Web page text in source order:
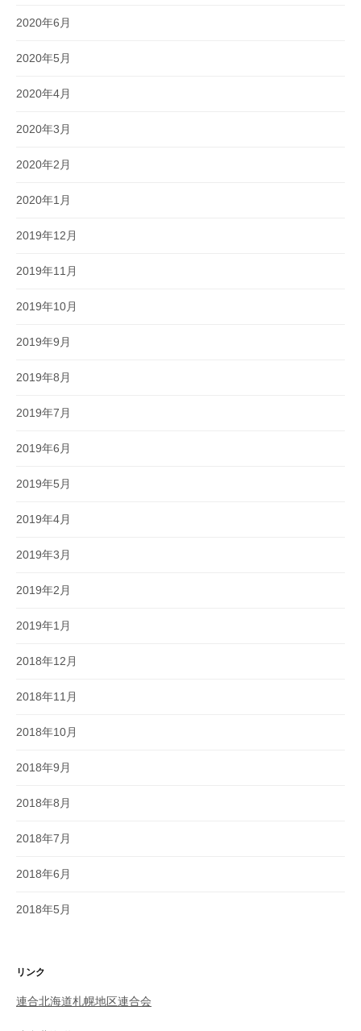
2020年6月
2020年5月
2020年4月
2020年3月
2020年2月
2020年1月
2019年12月
2019年11月
2019年10月
2019年9月
2019年8月
2019年7月
2019年6月
2019年5月
2019年4月
2019年3月
2019年2月
2019年1月
2018年12月
2018年11月
2018年10月
2018年9月
2018年8月
2018年7月
2018年6月
2018年5月
リンク
連合北海道札幌地区連合会